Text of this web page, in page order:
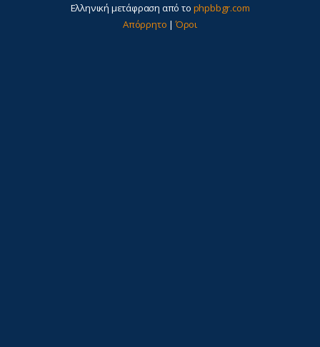
Ελληνική μετάφραση από το phpbbgr.com
Απόρρητο |Όροι